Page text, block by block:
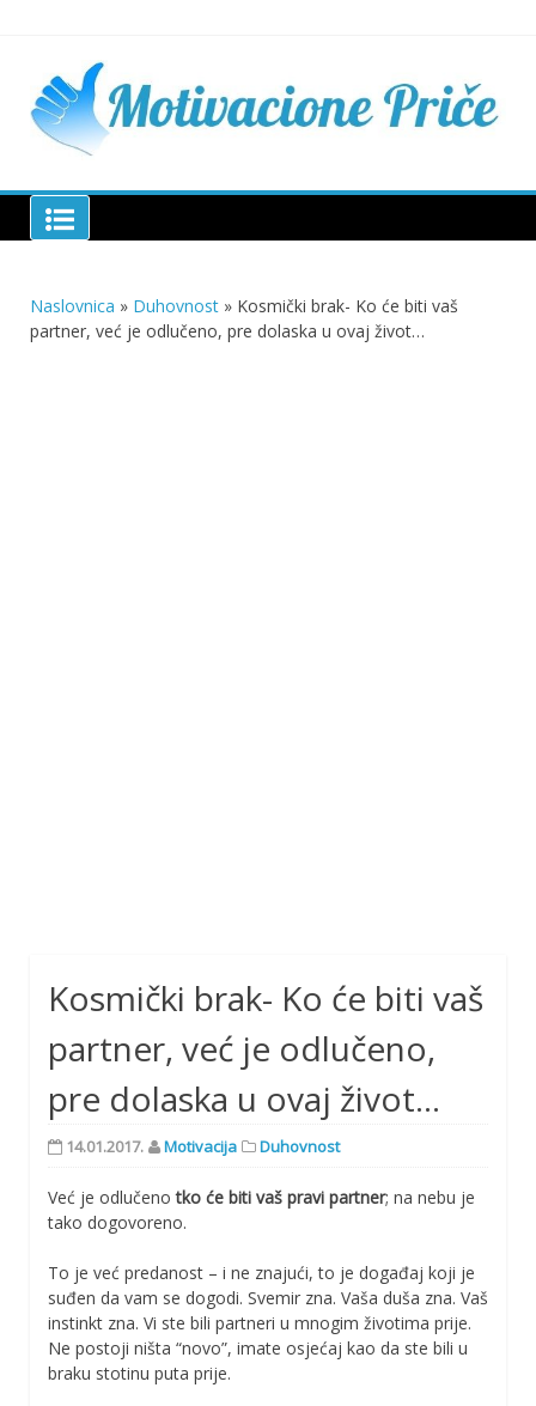
Motivacione Priče
Naslovnica » Duhovnost » Kosmički brak- Ko će biti vaš
partner, već je odlučeno, pre dolaska u ovaj život…
Kosmički brak- Ko će biti vaš
partner, već je odlučeno,
pre dolaska u ovaj život…
14.01.2017. Motivacija Duhovnost
Već je odlučenotko će biti vaš pravi partner; na nebu je
tako dogovoreno.
To je već predanost – i ne znajući, to je događaj koji je
suđen da vam se dogodi. Svemir zna. Vaša duša zna. Vaš
instinkt zna. Vi ste bili partneri u mnogim životima prije.
Ne postoji ništa “novo”, imate osjećaj kao da ste bili u
braku stotinu puta prije.